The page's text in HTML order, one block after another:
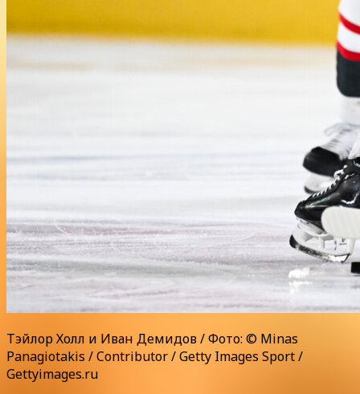
Тэйлор Холл и Иван Демидов / Фото: © Minas
Panagiotakis / Contributor / Getty Images Sport /
Gettyimages.ru